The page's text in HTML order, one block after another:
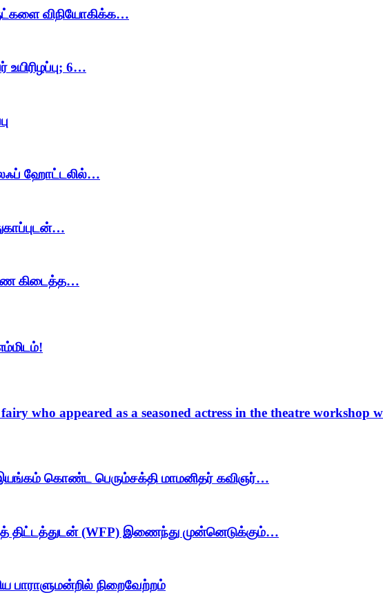
விநியோகிக்க…
6…
ஹோட்டலில்…
கிடைத்த…
who appeared as a seasoned actress in the theatre workshop
இயங்கம் கொண்ட பெரும்சக்தி மாமனிதர் கவிஞர்…
திட்டத்துடன் (WFP) இணைந்து முன்னெடுக்கும்…
பாராளுமன்றில் நிறைவேற்றம்